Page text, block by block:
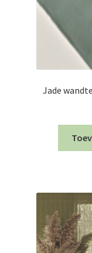
Jade